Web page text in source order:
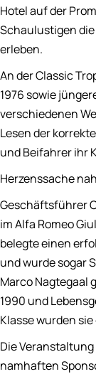
Hotel auf der
Schaulustigen
erleben.
An der Classic
1976 sowie
verschiedenen
Lesen der
und Beifahrer ihr
Herzenssache
Geschäftsführer
im Alfa Romeo
belegte einen
und wurde sogar
Marco Nagtegaal
1990 und
Klasse wurden
Die
namhaften